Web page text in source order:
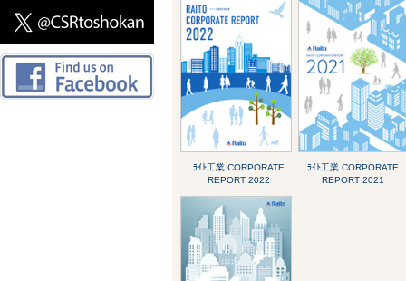
ﾗｲﾄ工業 CORPORATE
REPORT 2022
ﾗｲﾄ工業 CORPORATE
REPORT 2021